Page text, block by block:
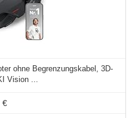
ohne Begrenzungskabel, 3D-
Vision ...
€